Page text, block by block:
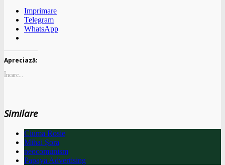
Imprimare
Telegram
WhatsApp
Apreciază:
Încarc...
Similare
Ciuma Rosie
Mihai Șora
neocomunism
Papaya Advertising